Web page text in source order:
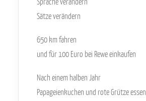
Sätze verändern
650 km fahren
und für 100 Euro bei Rewe einkaufen
Nach einem halben Jahr
Papageienkuchen und rote Grütze essen